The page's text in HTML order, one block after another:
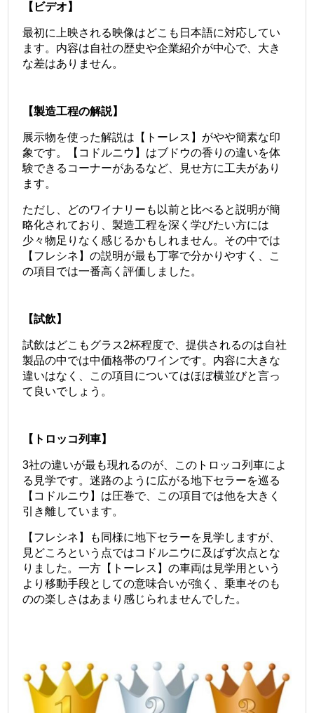
【ビデオ】
最初に上映される映像はどこも日本語に対応してい
ます。 内容は自社の歴史や企業紹介が中心で、大き
な差はありません。
【製造工程の解説】
展示物を使った解説は【トーレス】がやや簡素な印
象です。
【コドルニウ】はブドウの香りの違いを体
験できるコーナーがあるなど、見せ方に工夫があり
ます。
ただし、どのワイナリーも以前と比べると説明が簡
略化されており、製造工程を深く学びたい方には
少々物足りなく感じるかもしれません。 その中では
【フレシネ】の説明が最も丁寧で分かりやすく、こ
の項目では一番高く評価しました。
【試飲】
試飲はどこもグラス2杯程度で、提供されるのは自社
製品の中では中価格帯のワインです。 内容に大きな
違いはなく、この項目についてはほぼ横並びと言っ
て良いでしょう。
【トロッコ列車】
3社の違いが最も現れるのが、このトロッコ列車によ
る見学です。迷路のように広がる地下セラーを巡る
【コドルニウ】は圧巻で、この項目では他を大きく
引き離しています。
【フレシネ】も同様に地下セラーを見学しますが、
見どころという点ではコドルニウに及ばず次点とな
りました。一方【トーレス】の車両は見学用という
より移動手段としての意味合いが強く、乗車そのも
のの楽しさはあまり感じられませんでした。